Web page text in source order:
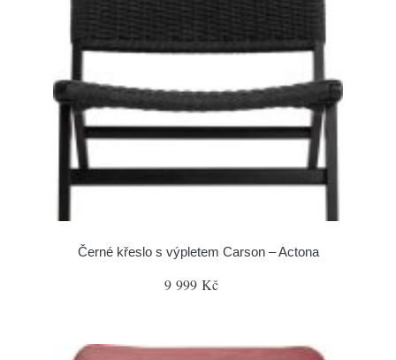
Černé křeslo s výpletem Carson – Actona
9 999 Kč